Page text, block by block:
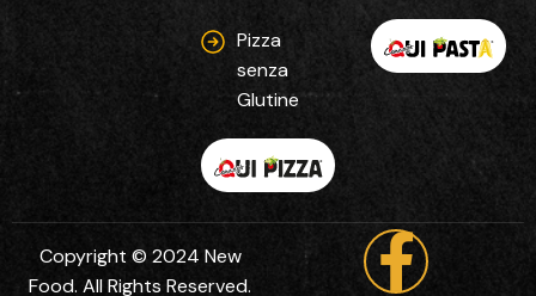
Pizza
senza
Glutine
Copyright © 2024 New
Food. All Rights Reserved.